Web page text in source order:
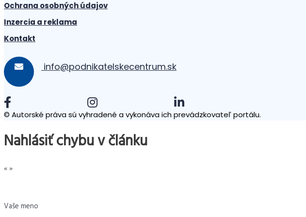
Ochrana osobných údajov
Inzercia a reklama
Kontakt
info@podnikatelskecentrum.sk
© Autorské práva sú vyhradené a vykonáva ich prevádzkovateľ portálu.
Nahlásiť chybu v článku
«»
Vaše meno